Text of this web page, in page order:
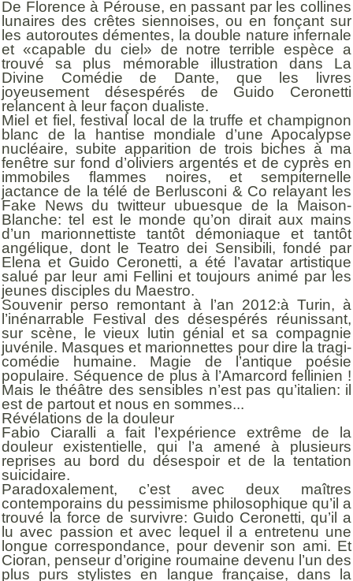
De Florence à Pérouse, en passant par les collines
lunaires des crêtes siennoises, ou en fonçant sur
les autoroutes démentes, la double nature infernale
et «capable du ciel» de notre terrible espèce a
trouvé sa plus mémorable illustration dans La
Divine Comédie de Dante, que les livres
joyeusement désespérés de Guido Ceronetti
relancent à leur façon dualiste.
Miel et fiel, festival local de la truffe et champignon
blanc de la hantise mondiale d’une Apocalypse
nucléaire, subite apparition de trois biches à ma
fenêtre sur fond d’oliviers argentés et de cyprès en
immobiles flammes noires, et sempiternelle
jactance de la télé de Berlusconi & Co relayant les
Fake News du twitteur ubuesque de la Maison-
Blanche: tel est le monde qu’on dirait aux mains
d’un marionnettiste tantôt démoniaque et tantôt
angélique, dont le Teatro dei Sensibili, fondé par
Elena et Guido Ceronetti, a été l’avatar artistique
salué par leur ami Fellini et toujours animé par les
jeunes disciples du Maestro.
Souvenir perso remontant à l’an 2012:à Turin, à
l’inénarrable Festival des désespérés réunissant,
sur scène, le vieux lutin génial et sa compagnie
juvénile. Masques et marionnettes pour dire la tragi-
comédie humaine. Magie de l’antique poésie
populaire. Séquence de plus à l’Amarcord fellinien !
Mais le théâtre des sensibles n’est pas qu’italien: il
est de partout et nous en sommes...
Révélations de la douleur
Fabio Ciaralli a fait l’expérience extrême de la
douleur existentielle, qui l’a amené à plusieurs
reprises au bord du désespoir et de la tentation
suicidaire.
Paradoxalement, c’est avec deux maîtres
contemporains du pessimisme philosophique qu’il a
trouvé la force de survivre: Guido Ceronetti, qu’il a
lu avec passion et avec lequel il a entretenu une
longue correspondance, pour devenir son ami. Et
Cioran, penseur d’origine roumaine devenu l’un des
plus purs stylistes en langue française, dans la